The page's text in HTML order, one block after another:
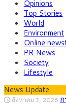
Opinions
Top Stories
World
Environment
Online
PR News
Society
Lifestyle
News Update
สิงหาคม 1, 2026